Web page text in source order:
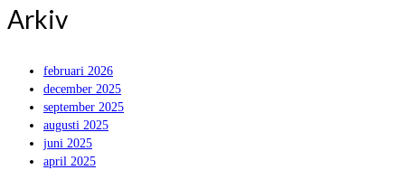
Arkiv
februari 2026
december 2025
september 2025
augusti 2025
juni 2025
april 2025